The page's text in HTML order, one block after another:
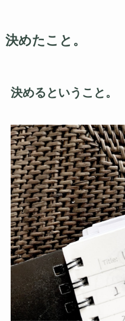
決めたこと。
決めるということ。